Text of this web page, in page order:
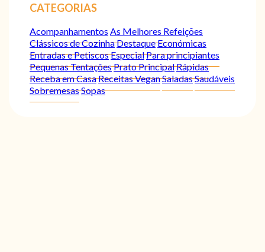
CATEGORIAS
Acompanhamentos As Melhores Refeições
Clássicos de CozinhaDestaqueEconómicas
Entradas e PetiscosEspecialPara principiantes
Pequenas TentaçõesPrato PrincipalRápidas
Receba em CasaReceitas VeganSaladasSaudáveis
SobremesasSopas